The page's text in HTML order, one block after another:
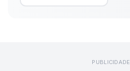
PUBLICIDADE